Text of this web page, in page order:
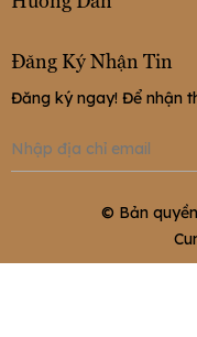
Đăng Ký Nhận Tin
Đăng ký ngay! Để nhận
© Bản